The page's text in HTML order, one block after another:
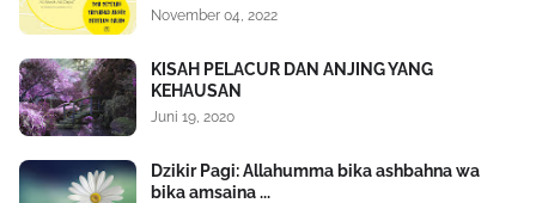
November 04, 2022
KISAH PELACUR DAN ANJING YANG
KEHAUSAN
Juni 19, 2020
Dzikir Pagi: Allahumma bika ashbahna wa
bika amsaina ...